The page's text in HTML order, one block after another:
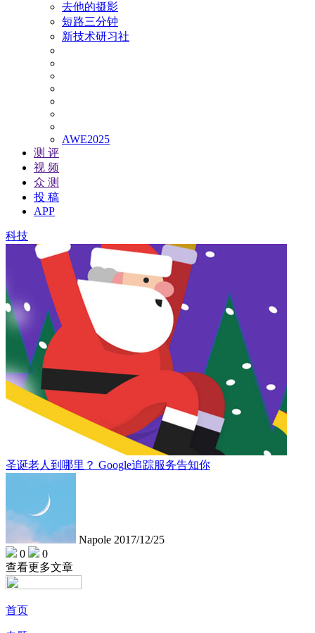
去他的摄影
短路三分钟
新技术研习社
AWE2025
测 评
视 频
众 测
投 稿
APP
科技
圣诞老人到哪里？ Google追踪服务告知你
Napole 2017/12/25
0
0
查看更多文章
首页